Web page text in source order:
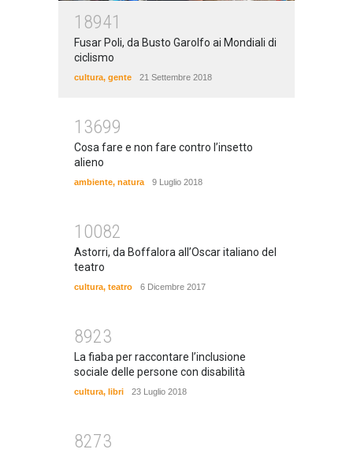
18941
Fusar Poli, da Busto Garolfo ai Mondiali di
ciclismo
cultura, gente 21 Settembre 2018
13699
Cosa fare e non fare contro l’insetto
alieno
ambiente, natura 9 Luglio 2018
10082
Astorri, da Boffalora all’Oscar italiano del
teatro
cultura, teatro 6 Dicembre 2017
8923
La fiaba per raccontare l’inclusione
sociale delle persone con disabilità
cultura, libri 23 Luglio 2018
8273